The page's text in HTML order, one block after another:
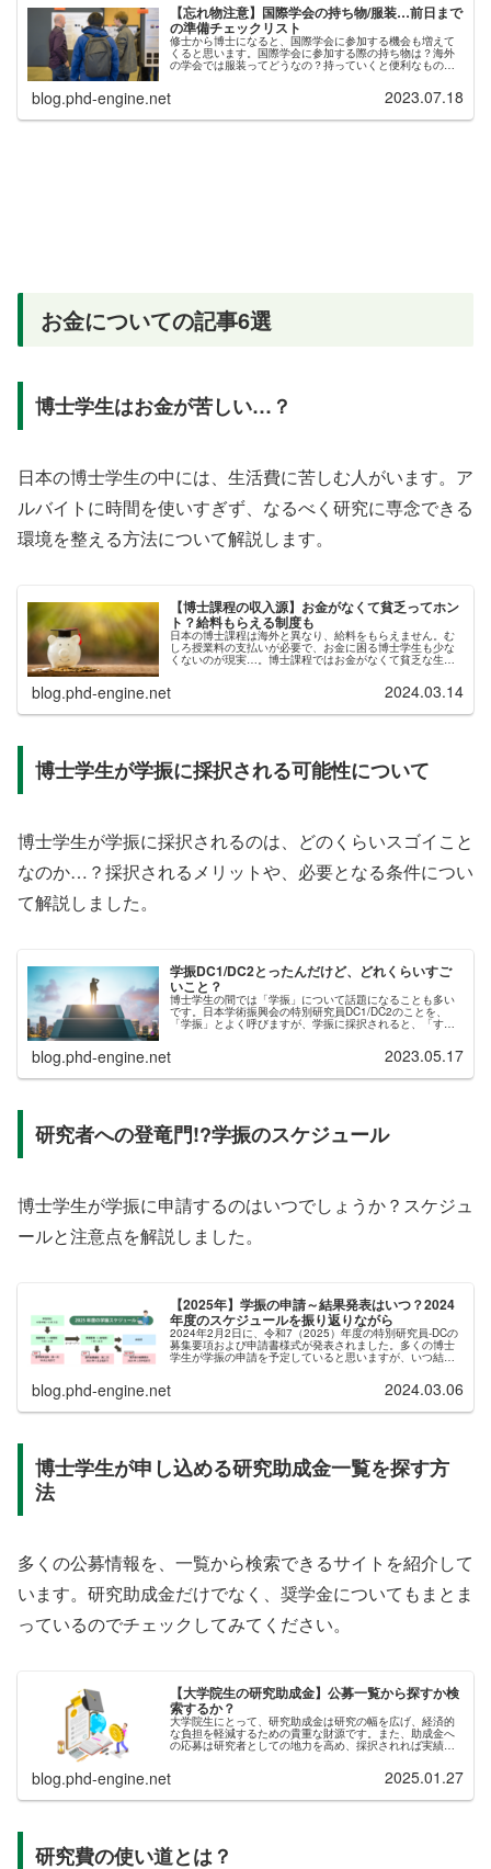
【忘れ物注意】国際学会の持ち物/服装…前日まで
の準備チェックリスト
修士から博士になると、国際学会に参加する機会も増えて
くると思います。国際学会に参加する際の持ち物は？海外
の学会では服装ってどうなの？持っていくと便利なもの、
blog.phd-engine.net 2023.07.18
お金についての記事6選
博士学生はお金が苦しい…？
日本の博士学生の中には、生活費に苦しむ人がいます。ア
ルバイトに時間を使いすぎず、なるべく研究に専念できる
環境を整える方法について解説します。
【博士課程の収入源】お金がなくて貧乏ってホン
ト？給料もらえる制度も
日本の博士課程は海外と異なり、給料をもらえません。む
しろ授業料の支払いが必要で、お金に困る博士学生も少な
くないのが現実…。博士課程ではお金がなくて貧乏な生活
blog.phd-engine.net 2024.03.14
博士学生が学振に採択される可能性について
博士学生が学振に採択されるのは、どのくらいスゴイこと
なのか…？採択されるメリットや、必要となる条件につい
て解説しました。
学振DC1/DC2とったんだけど、どれくらいすご
いこと？
博士学生の間では「学振」について話題になることも多い
です。日本学術振興会の特別研究員DC1/DC2のことを、
「学振」とよく呼びますが、学振に採択されると、「すご
blog.phd-engine.net 2023.05.17
研究者への登竜門!?学振のスケジュール
博士学生が学振に申請するのはいつでしょうか？スケジュ
ールと注意点を解説しました。
【2025年】学振の申請～結果発表はいつ？2024
年度のスケジュールを振り返りながら
2024年2月2日に、令和7（2025）年度の特別研究員-DCの
募集要項および申請書様式が発表されました。多くの博士
学生が学振の申請を予定していると思いますが、いつ結果
blog.phd-engine.net 2024.03.06
博士学生が申し込める研究助成金一覧を探す方
法
多くの公募情報を、一覧から検索できるサイトを紹介して
います。研究助成金だけでなく、奨学金についてもまとま
っているのでチェックしてみてください。
【大学院生の研究助成金】公募一覧から探すか検
索するか？
大学院生にとって、研究助成金は研究の幅を広げ、経済的
な負担を軽減するための貴重な財源です。また、助成金へ
の応募は研究者としての地力を高め、採択されれば実績や
blog.phd-engine.net 2025.01.27
研究費の使い道とは？